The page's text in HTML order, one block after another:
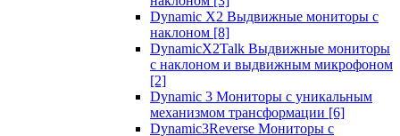
Dynamic X2 Выдвижные мониторы с
наклоном [8]
DynamicX2Talk Выдвижные мониторы
с наклоном и выдвижным микрофоном
[2]
Dynamic 3 Мониторы с уникальным
механизмом трансформации [6]
Dynamic3Reverse Мониторы с